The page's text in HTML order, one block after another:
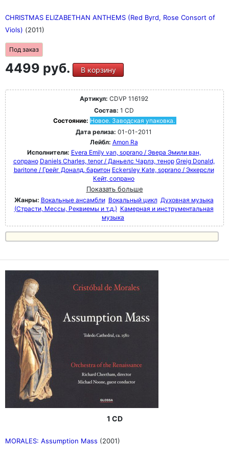
CHRISTMAS ELIZABETHAN ANTHEMS (Red Byrd, Rose Consort of
Viols) (2011)
Под заказ
4499 руб. В корзину
Артикул: CDVP 116192
Состав: 1 CD
Состояние: Новое. Заводская упаковка.
Дата релиза: 01-01-2011
Лейбл: Amon Ra
Исполнители: Evera Emily van, soprano / Эвера Эмили ван,
сопрано Daniels Charles, tenor / Даньелс Чарлз, тенор Greig Donald,
baritone / Грейг Доналд, баритон Eckersley Kate, soprano / Эккерсли
Кейт, сопрано
Показать больше
Жанры: Вокальные ансамбли Вокальный цикл Духовная музыка
(Страсти, Мессы, Реквиемы и т.д.) Камерная и инструментальная
музыка
1 CD
MORALES: Assumption Mass (2001)